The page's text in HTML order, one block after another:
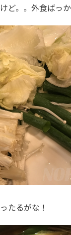
ど。。外食ばっか
たるがな！